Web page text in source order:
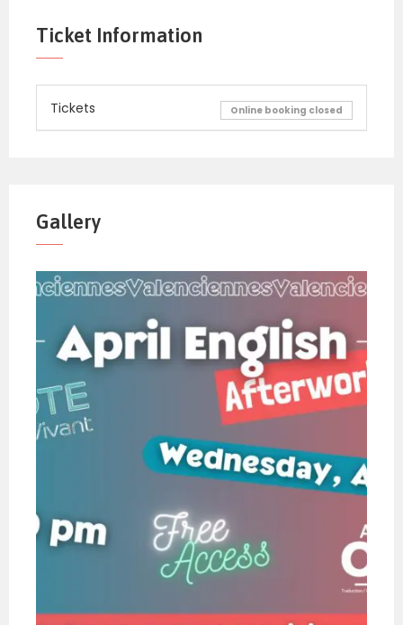
Ticket Information
Tickets Online booking closed
Gallery